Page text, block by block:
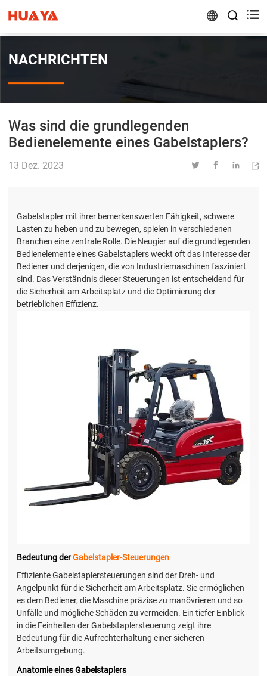
 
NACHRICHTEN
Was sind die grundlegenden
Bedienelemente eines Gabelstaplers?
13 Dez. 2023    
Gabelstapler mit ihrer bemerkenswerten Fähigkeit, schwere
Lasten zu heben und zu bewegen, spielen in verschiedenen
Branchen eine zentrale Rolle. Die Neugier auf die grundlegenden
Bedienelemente eines Gabelstaplers weckt oft das Interesse der
Bediener und derjenigen, die von Industriemaschinen fasziniert
sind. Das Verständnis dieser Steuerungen ist entscheidend für
die Sicherheit am Arbeitsplatz und die Optimierung der
betrieblichen Effizienz.
Bedeutung derGabelstapler-Steuerungen
Effiziente Gabelstaplersteuerungen sind der Dreh- und
Angelpunkt für die Sicherheit am Arbeitsplatz. Sie ermöglichen
es dem Bediener, die Maschine präzise zu manövrieren und so
Unfälle und mögliche Schäden zu vermeiden. Ein tiefer Einblick
in die Feinheiten der Gabelstaplersteuerung zeigt ihre
Bedeutung für die Aufrechterhaltung einer sicheren
Arbeitsumgebung.
Anatomie eines Gabelstaplers